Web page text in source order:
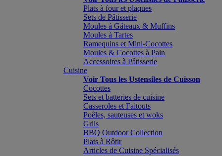
Plats à four et plaques
Sets de Pâtisserie
Moules à Gâteaux & Muffins
Moules à Tartes
Ramequins et Mini-Cocottes
Moules & Cocottes à Pain
Accessoires à Pâtisserie
Cuisine
Voir Tous les Ustensiles de Cuisson
Cocottes
Sets et batteries de cuisine
Casseroles et Faitouts
Poêles, sauteuses et woks
Grils
BBQ Outdoor Collection
Plats à Rôtir
Articles de Cuisine Spécialisés